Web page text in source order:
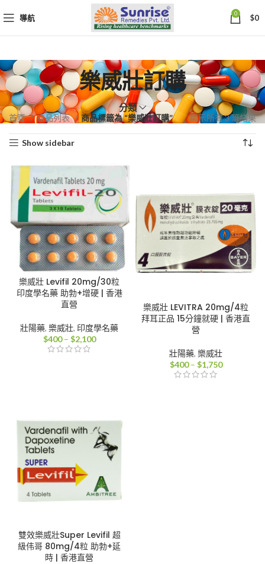
導航 0 $0
樂威壯訂購
分類
首頁 商品列表 商品標籤為 “樂威壯訂購” 顯示所有 3 筆結果依
Show sidebar
樂威壯 Levifil 20mg/30粒
印度學名藥 助勃+增硬 | 香港
直營
壯陽藥, 樂威壯, 印度學名藥
$400 – $2,100價
樂威壯 LEVITRA 20mg/4粒
拜耳正品 15分鐘就硬 | 香港直
營
壯陽藥, 樂威壯
$400 – $1,750價
雙效樂威壯Super Levifil 超
級伟哥 80mg/4粒 助勃+延
時 | 香港直營